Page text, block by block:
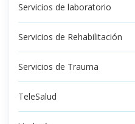
Servicios de laboratorio
Servicios de Rehabilitación
Servicios de Trauma
TeleSalud